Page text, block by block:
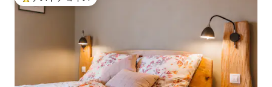
大好評のゲストチョイスです。